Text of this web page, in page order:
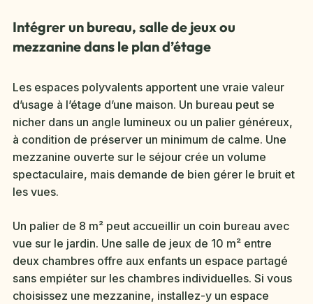
Intégrer un bureau, salle de jeux ou
mezzanine dans le plan d’étage
Les espaces polyvalents apportent une vraie valeur
d’usage à l’étage d’une maison. Un bureau peut se
nicher dans un angle lumineux ou un palier généreux,
à condition de préserver un minimum de calme. Une
mezzanine ouverte sur le séjour crée un volume
spectaculaire, mais demande de bien gérer le bruit et
les vues.
Un palier de 8 m² peut accueillir un coin bureau avec
vue sur le jardin. Une salle de jeux de 10 m² entre
deux chambres offre aux enfants un espace partagé
sans empiéter sur les chambres individuelles. Si vous
choisissez une mezzanine, installez-y un espace